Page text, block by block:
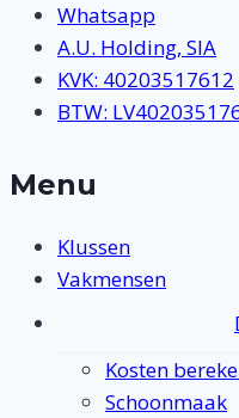
Whatsapp
A.U. Holding, SIA
KVK: 40203517612
BTW:
Menu
Klussen
Vakmensen
Kosten
Schoonmaak